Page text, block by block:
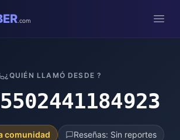
.com
¿QUIÉN LLAMÓ DESDE ?
comunidad
Reseñas: Sin reportes